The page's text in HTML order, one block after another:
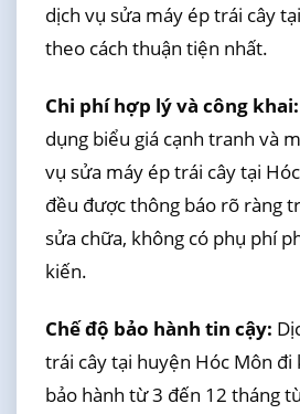
dịch vụ sửa máy ép trái cây
theo cách thuận tiện nhất.
Chi phí hợp lý và công khai:
dụng biểu giá cạnh tranh và
vụ sửa máy ép trái cây tại
đều được thông báo rõ ràng
sửa chữa, không có phụ phí
kiến.
Chế độ bảo hành tin cậy:
trái cây tại huyện Hóc Môn đi
bảo hành từ 3 đến 12 tháng